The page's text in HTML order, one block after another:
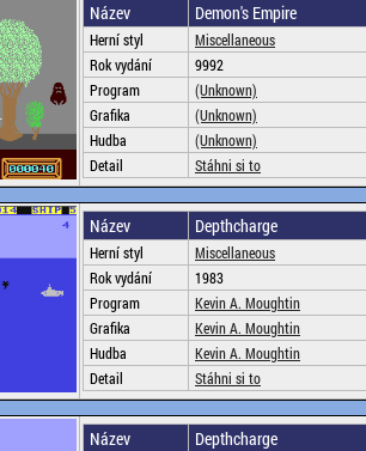
Název Demon's Empire
Herní styl
Miscellaneous
Rok vydání
9992
Program
(Unknown)
Grafika
(Unknown)
Hudba
(Unknown)
Detail
Stáhni si to
Název Depthcharge
Herní styl
Miscellaneous
Rok vydání
1983
Program
Kevin A. Moughtin
Grafika
Kevin A. Moughtin
Hudba
Kevin A. Moughtin
Detail
Stáhni si to
Název Depthcharge